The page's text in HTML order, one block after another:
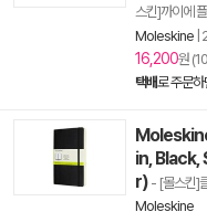
스킨]까이에
Moleskine
16,200원
택배로 주문하
in,
r) - [몰스킨]
Moleskine